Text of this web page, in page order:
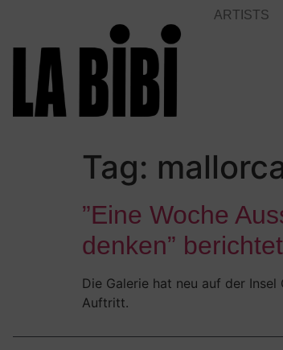
ARTISTS
Tag:
”Eine Woche
denken”
Die Galerie hat neu auf der
Auftritt.